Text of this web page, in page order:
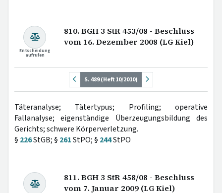
Entscheidung
aufrufen
810. BGH 3 StR 453/08 - Beschluss
vom 16. Dezember 2008 (LG Kiel)
S. 489 (Heft 10/2010)
Täteranalyse; Tätertypus; Profiling; operative
Fallanalyse; eigenständige Überzeugungsbildung des
Gerichts; schwere Körperverletzung.
§ 226StGB; § 261StPO; § 244StPO
811. BGH 3 StR 458/08 - Beschluss
vom 7. Januar 2009 (LG Kiel)